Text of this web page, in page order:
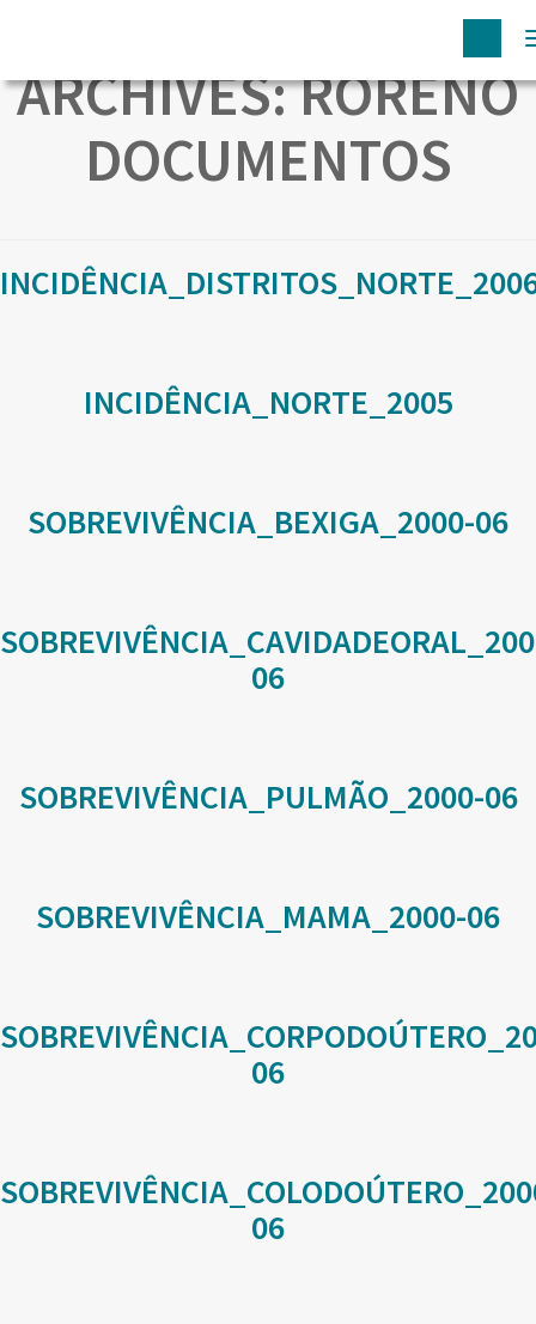
ARCHIVES:RORENO
DOCUMENTOS
INCIDÊNCIA_NORTE_2005
SOBREVIVÊNCIA_BEXIGA_2000-06
06
SOBREVIVÊNCIA_PULMÃO_2000-06
SOBREVIVÊNCIA_MAMA_2000-06
06
06